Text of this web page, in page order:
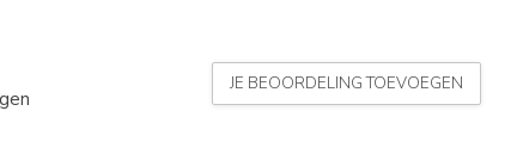
JE BEOORDELING TOEVOEGEN